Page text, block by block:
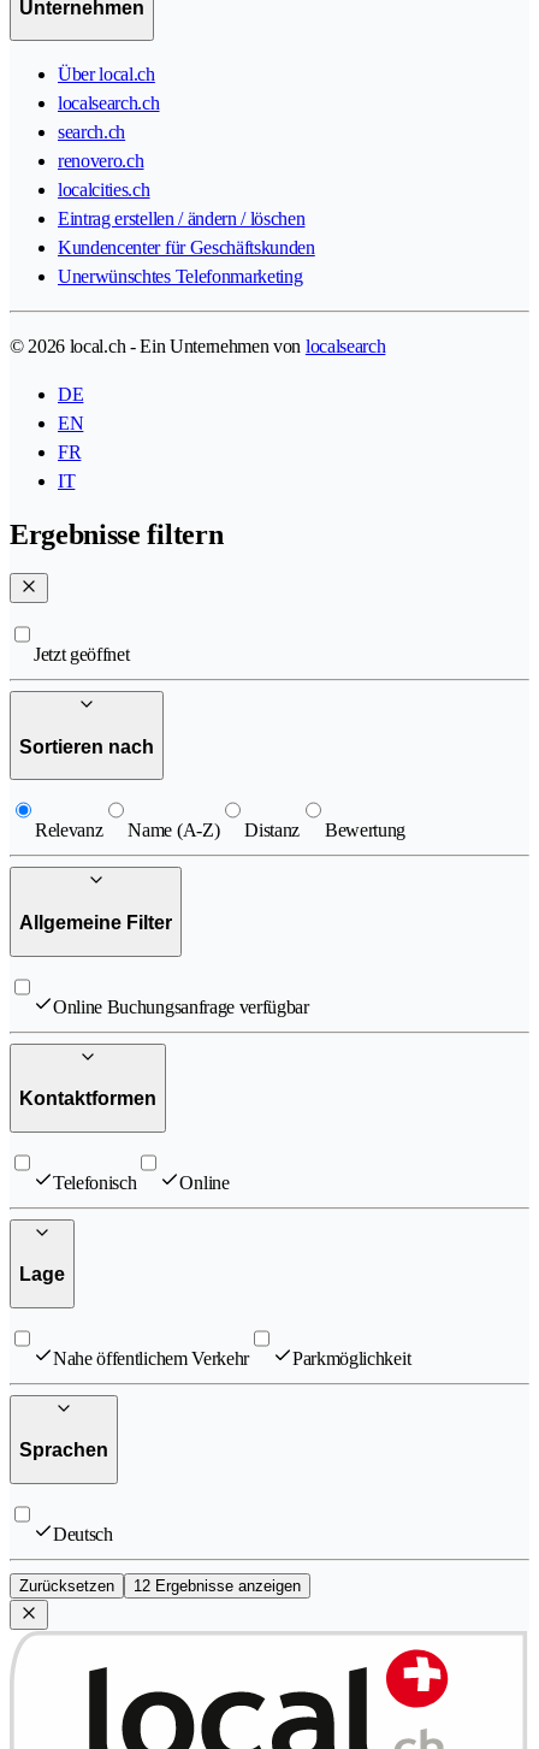
Unternehmen
Über local.ch
localsearch.ch
search.ch
renovero.ch
localcities.ch
Eintrag erstellen / ändern / löschen
Kundencenter für Geschäftskunden
Unerwünschtes Telefonmarketing
© 2026 local.ch - Ein Unternehmen von localsearch
DE
EN
FR
IT
Ergebnisse filtern
Jetzt geöffnet
Sortieren nach
Relevanz Name (A-Z) Distanz Bewertung
Allgemeine Filter
Online Buchungsanfrage verfügbar
Kontaktformen
Telefonisch Online
Lage
Nahe öffentlichem Verkehr Parkmöglichkeit
Sprachen
Deutsch
Zurücksetzen 12 Ergebnisse anzeigen